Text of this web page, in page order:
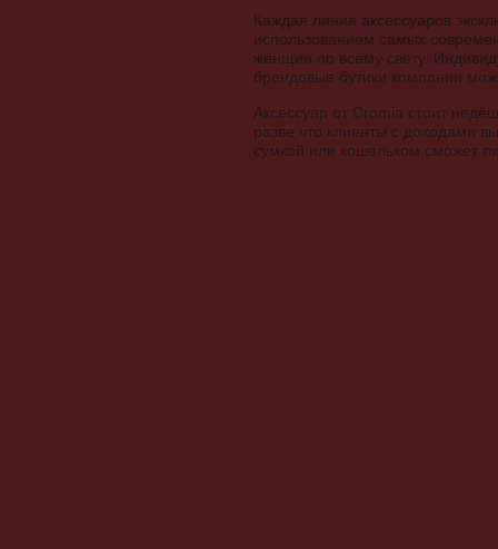
Каждая линия аксессуаров
использованием самых
женщин по всему свету.
брендовые бутики компании
Аксессуар от Cromia стоит
разве что клиенты с доходами
сумкой или кошельком сможет